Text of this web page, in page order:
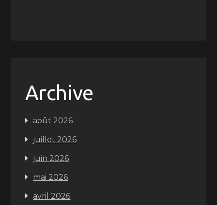
Archive
août 2026
juillet 2026
juin 2026
mai 2026
avril 2026